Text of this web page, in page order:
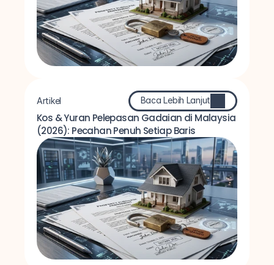
Artikel Baca Lebih Lanjut
Kos & Yuran Pelepasan Gadaian di Malaysia
(2026): Pecahan Penuh Setiap Baris